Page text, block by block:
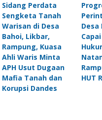
Sidang Perdata
Sengketa Tanah
Warisan di Desa
Bahoi, Likbar,
Rampung, Kuasa
Ahli Waris Minta
APH Usut Dugaan
Mafia Tanah dan
Korupsi Dandes
Desa
HUT